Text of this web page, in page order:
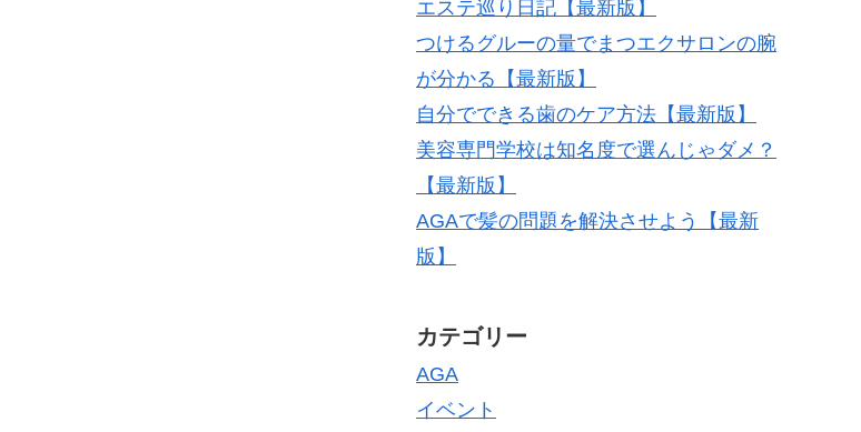
エステ巡り日記【最新版】
つけるグルーの量でまつエクサロンの腕
が分かる【最新版】
自分でできる歯のケア方法【最新版】
美容専門学校は知名度で選んじゃダメ？
【最新版】
AGAで髪の問題を解決させよう【最新
版】
カテゴリー
AGA
イベント